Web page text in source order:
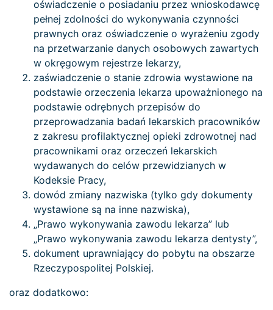
oświadczenie o posiadaniu przez wnioskodawcę
pełnej zdolności do wykonywania czynności
prawnych oraz oświadczenie o wyrażeniu zgody
na przetwarzanie danych osobowych zawartych
w okręgowym rejestrze lekarzy,
zaświadczenie o stanie zdrowia wystawione na
podstawie orzeczenia lekarza upoważnionego na
podstawie odrębnych przepisów do
przeprowadzania badań lekarskich pracowników
z zakresu profilaktycznej opieki zdrowotnej nad
pracownikami oraz orzeczeń lekarskich
wydawanych do celów przewidzianych w
Kodeksie Pracy,
dowód zmiany nazwiska (tylko gdy dokumenty
wystawione są na inne nazwiska),
„Prawo wykonywania zawodu lekarza” lub
„Prawo wykonywania zawodu lekarza dentysty”,
dokument uprawniający do pobytu na obszarze
Rzeczypospolitej Polskiej.
oraz dodatkowo: